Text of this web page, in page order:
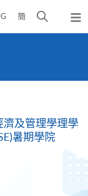
簡
開
彈
出
濟及管理學理學
暑期學院